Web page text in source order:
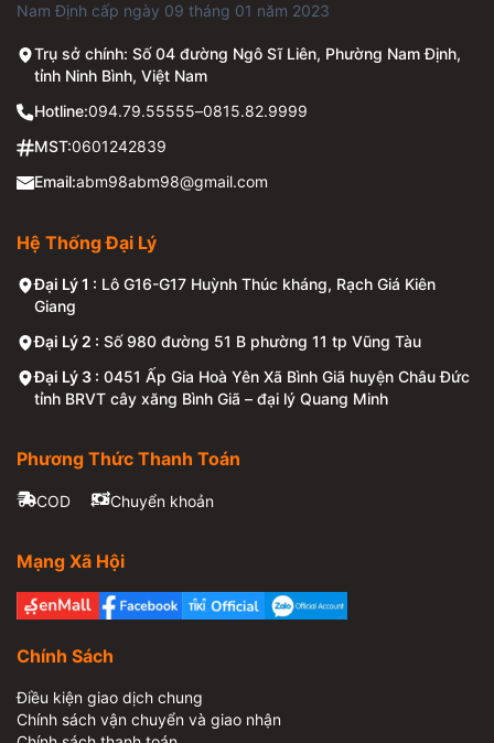
Nam Định cấp ngày 09 tháng 01 năm 2023
Trụ sở chính: Số 04 đường Ngô Sĩ Liên, Phường Nam Định,
tỉnh Ninh Bình, Việt Nam
Hotline:094.79.55555–0815.82.9999
MST:0601242839
Email:abm98abm98@gmail.com
Hệ Thống Đại Lý
Đại Lý 1 : Lô G16-G17 Huỳnh Thúc kháng, Rạch Giá Kiên
Giang
Đại Lý 2 : Số 980 đường 51 B phường 11 tp Vũng Tàu
Đại Lý 3 : 0451 Ấp Gia Hoà Yên Xã Bình Giã huyện Châu Đức
tỉnh BRVT cây xăng Bình Giã – đại lý Quang Minh
Phương Thức Thanh Toán
COD Chuyển khoản
Mạng Xã Hội
Chính Sách
Điều kiện giao dịch chung
Chính sách vận chuyển và giao nhận